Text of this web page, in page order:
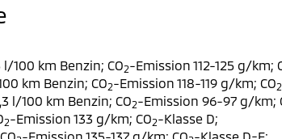
100 km Benzin; CO2-Emission 112-125 g/km;
km Benzin; CO2-Emission 118-119 g/km; CO2
l/100 km Benzin; CO2-Emission 96-97 g/km;
2-Emission 133 g/km; CO2-Klasse D;